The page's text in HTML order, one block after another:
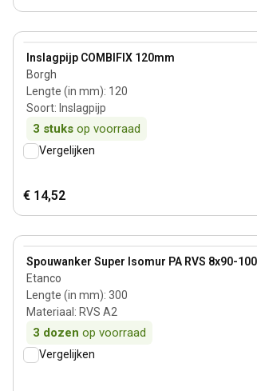
Inslagpijp COMBIFIX 120mm
Borgh
Lengte (in mm): 120
Soort: Inslagpijp
3 stuks op voorraad
View product
Vergelijken
€ 14,52
Spouwanker Super Isomur PA RVS 8x90-
Etanco
Lengte (in mm): 300
Materiaal : RVS A2
3 dozen op voorraad
View product
Vergelijken